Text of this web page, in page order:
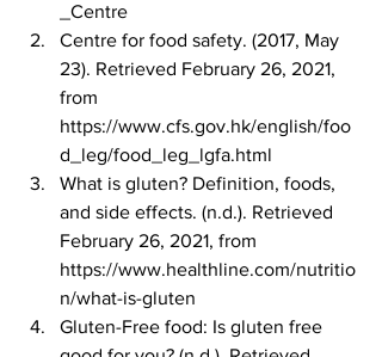
_Centre
Centre for food safety. (2017, May
23). Retrieved February 26, 2021,
from
https://www.cfs.gov.hk/english/foo
d_leg/food_leg_lgfa.html
What is gluten? Definition, foods,
and side effects. (n.d.). Retrieved
February 26, 2021, from
https://www.healthline.com/nutritio
n/what-is-gluten
Gluten-Free food: Is gluten free